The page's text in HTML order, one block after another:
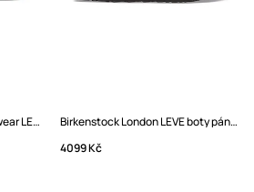
Birkenstock Utti Lace Workwear LENA boty pánské kožené
Birkenstock London LEVE boty pánské semišové
4099 Kč